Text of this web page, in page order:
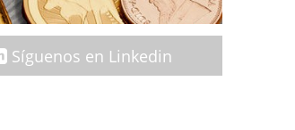
Síguenos en Linkedin